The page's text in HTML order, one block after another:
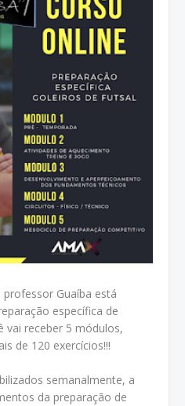
Guaíba está
específica de
vai receber 5 módulos,
de 120 exercícios!!!
semanalmente, a
da preparação de